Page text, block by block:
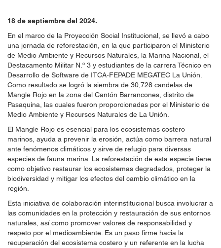
18 de septiembre del 2024.
En el marco de la Proyección Social Institucional, se llevó a cabo
una jornada de reforestación, en la que participaron el Ministerio
de Medio Ambiente y Recursos Naturales, la Marina Nacional, el
Destacamento Militar N.º 3 y estudiantes de la carrera Técnico en
Desarrollo de Software de ITCA-FEPADE MEGATEC La Unión.
Como resultado se logró la siembra de 30,728 candelas de
Mangle Rojo en la zona del Cantón Barrancones, distrito de
Pasaquina, las cuales fueron proporcionadas por el Ministerio de
Medio Ambiente y Recursos Naturales de La Unión.
El Mangle Rojo es esencial para los ecosistemas costero
marinos, ayuda a prevenir la erosión, actúa como barrera natural
ante fenómenos climáticos y sirve de refugio para diversas
especies de fauna marina. La reforestación de esta especie tiene
como objetivo restaurar los ecosistemas degradados, proteger la
biodiversidad y mitigar los efectos del cambio climático en la
región.
Esta iniciativa de colaboración interinstitucional busca involucrar a
las comunidades en la protección y restauración de sus entornos
naturales, así como promover valores de responsabilidad y
respeto por el medioambiente. Es un paso firme hacia la
recuperación del ecosistema costero y un referente en la lucha